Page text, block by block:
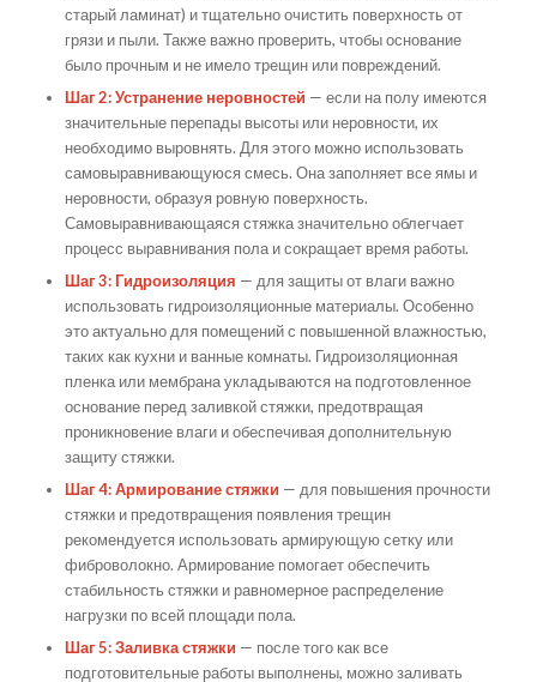
старый ламинат) и тщательно очистить поверхность от
грязи и пыли. Также важно проверить, чтобы основание
было прочным и не имело трещин или повреждений.
Шаг 2: Устранение неровностей — если на полу имеются
значительные перепады высоты или неровности, их
необходимо выровнять. Для этого можно использовать
самовыравнивающуюся смесь. Она заполняет все ямы и
неровности, образуя ровную поверхность.
Самовыравнивающаяся стяжка значительно облегчает
процесс выравнивания пола и сокращает время работы.
Шаг 3: Гидроизоляция — для защиты от влаги важно
использовать гидроизоляционные материалы. Особенно
это актуально для помещений с повышенной влажностью,
таких как кухни и ванные комнаты. Гидроизоляционная
пленка или мембрана укладываются на подготовленное
основание перед заливкой стяжки, предотвращая
проникновение влаги и обеспечивая дополнительную
защиту стяжки.
Шаг 4: Армирование стяжки — для повышения прочности
стяжки и предотвращения появления трещин
рекомендуется использовать армирующую сетку или
фиброволокно. Армирование помогает обеспечить
стабильность стяжки и равномерное распределение
нагрузки по всей площади пола.
Шаг 5: Заливка стяжки — после того как все
подготовительные работы выполнены, можно заливать